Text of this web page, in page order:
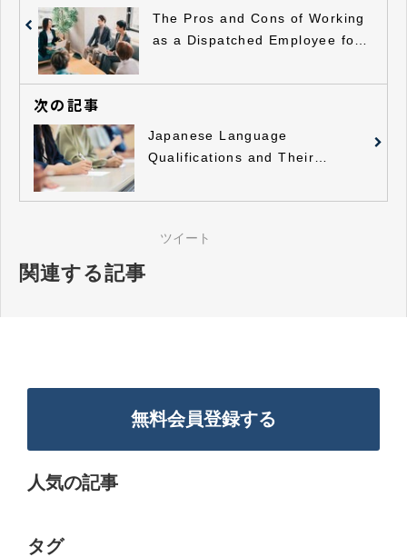
The Pros and Cons of Working
as a Dispatched Employee for
次の記事
Japanese Language
Qualifications and Their
ツイート
関連する記事
無料会員登録する
人気の記事
タグ